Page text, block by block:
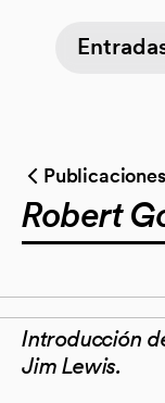
(opens
Publicaciones
Robert
Introducción
Jim Lewis.